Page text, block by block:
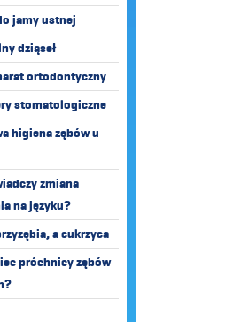
jamy ustnej
dziąseł
ortodontyczny
stomatologiczne
higiena zębów u
zmiana
na języku?
a cukrzyca
próchnicy zębów